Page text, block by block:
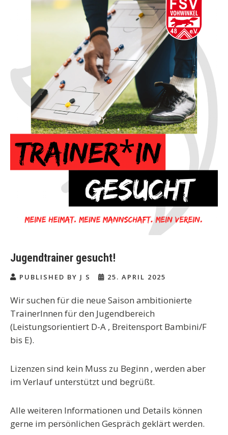
Jugendtrainer gesucht!
PUBLISHED BY J S 25. APRIL 2025
Wir suchen für die neue Saison ambitionierte
TrainerInnen für den Jugendbereich
(Leistungsorientiert D-A , Breitensport Bambini/F
bis E).
Lizenzen sind kein Muss zu Beginn , werden aber
im Verlauf unterstützt und begrüßt.
Alle weiteren Informationen und Details können
gerne im persönlichen Gespräch geklärt werden.